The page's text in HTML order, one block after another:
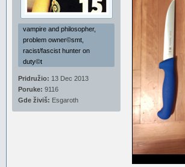
vampire and philosopher,
problem owner©smt,
racist/fascist hunter on
duty©t
Pridružio: 13 Dec 2013
Poruke: 9116
Gde živiš: Esgaroth